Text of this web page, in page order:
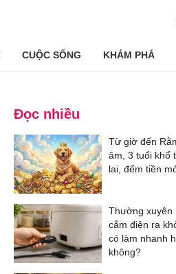
CUỘC SỐNG KHÁM PHÁ
Đọc nhiều
Từ giờ đến
âm, 3 tuổi khổ
lai, đếm tiền
Thường xuyên
cắm điện ra
có làm nhanh
không?